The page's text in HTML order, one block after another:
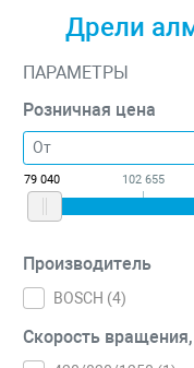
Дрели
ПАРАМЕТРЫ
Розничная цена
79 040 102 655
Производитель
BOSCH (4)
Скорость